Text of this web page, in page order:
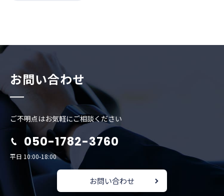
お問い合わせ
ご不明点はお気軽にご相談ください
050-1782-3760
平日 10:00-18:00
お問い合わせ